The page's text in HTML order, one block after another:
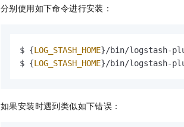
分别使用如下命令进行安装：
$ {LOG_STASH_HOME}/bin/logstash-
$ {LOG_STASH_HOME}/bin/logstash-
如果安装时遇到类似如下错误：